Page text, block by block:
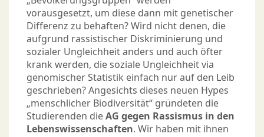
vorausgesetzt, um diese dann mit genetischer
Differenz zu behaften? Wird nicht denen, die
aufgrund rassistischer Diskriminierung und
sozialer Ungleichheit anders und auch öfter
krank werden, die soziale Ungleichheit via
genomischer Statistik einfach nur auf den Leib
geschrieben? Angesichts dieses neuen Hypes
„menschlicher Biodiversität“ gründeten die
Studierenden dieAG gegen Rassismus in den
Lebenswissenschaften. Wir haben mit ihnen